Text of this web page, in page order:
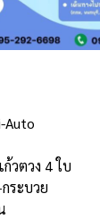
Auto
วตวง 4 ใบ
ระบวย